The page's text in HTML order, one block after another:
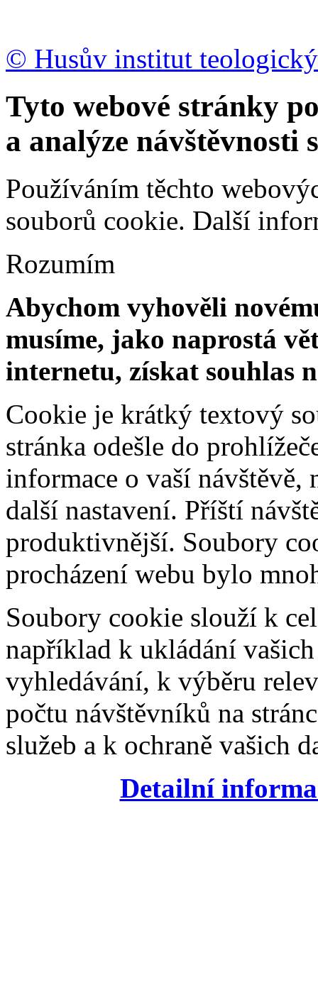
© Husův institut
Tyto webové stránky
a analýze návštěvnosti
Používáním těchto
souborů cookie. Další
Rozumím
Abychom vyhověli
musíme, jako naprostá
internetu, získat souhlas
Cookie je krátký textový
stránka odešle do
informace o vaší
další nastavení. Příští
produktivnější. Soubory
procházení webu bylo
Soubory cookie slouží k
například k ukládání
vyhledávání, k výběru
počtu návštěvníků na
služeb a k ochraně vašich
Detailní